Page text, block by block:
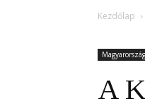
Kezdőlap
Magyarország
A